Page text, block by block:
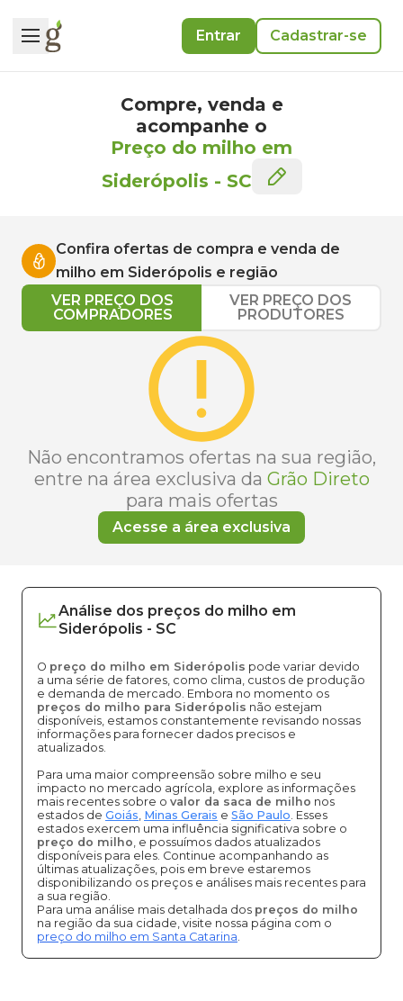
Entrar Cadastrar-se
Compre, venda e
acompanhe o
Preço do milho em
Siderópolis - SC
Confira ofertas de compra e venda de
milho em Siderópolis e região
VER PREÇO DOS
COMPRADORES
VER PREÇO DOS
PRODUTORES
Não encontramos ofertas na sua região,
entre na área exclusiva da Grão Direto
para mais ofertas
Acesse a área exclusiva
Análise dos preços do milho em
Siderópolis - SC
O preço do milho em Siderópolis pode variar devido
a uma série de fatores, como clima, custos de produção
e demanda de mercado. Embora no momento os
preços do milho para Siderópolis não estejam
disponíveis, estamos constantemente revisando nossas
informações para fornecer dados precisos e
atualizados.
Para uma maior compreensão sobre milho e seu
impacto no mercado agrícola, explore as informações
mais recentes sobre o valor da saca de milho nos
estados de Goiás, Minas Gerais e São Paulo. Esses
estados exercem uma influência significativa sobre o
preço do milho, e possuímos dados atualizados
disponíveis para eles. Continue acompanhando as
últimas atualizações, pois em breve estaremos
disponibilizando os preços e análises mais recentes para
a sua região.
Para uma análise mais detalhada dos preços do milho
na região da sua cidade, visite nossa página com o
preço do milho em Santa Catarina.